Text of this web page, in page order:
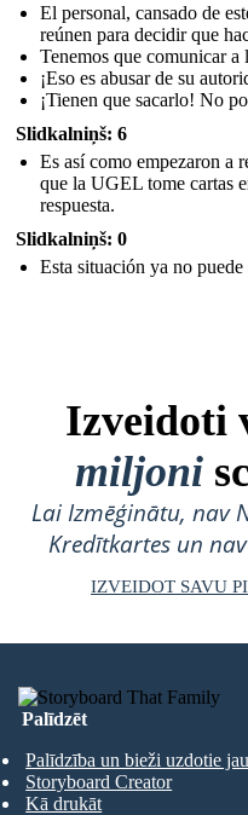
El personal, cansado de
reúnen para decidir que
Tenemos que comunicar
¡Eso es abusar de su
¡Tienen que sacarlo! No
Slidkalniņš: 6
Es así como empezaron a
que la UGEL tome cartas
respuesta.
Slidkalniņš: 0
Esta situación ya no puede
Izveidoti
miljoni
Lai Izmēģinātu, nav
Kredītkartes un
IZVEIDOT SAVU
Palīdzēt
Palīdzība un bieži uzdotie
Storyboard Creator
Kā drukāt